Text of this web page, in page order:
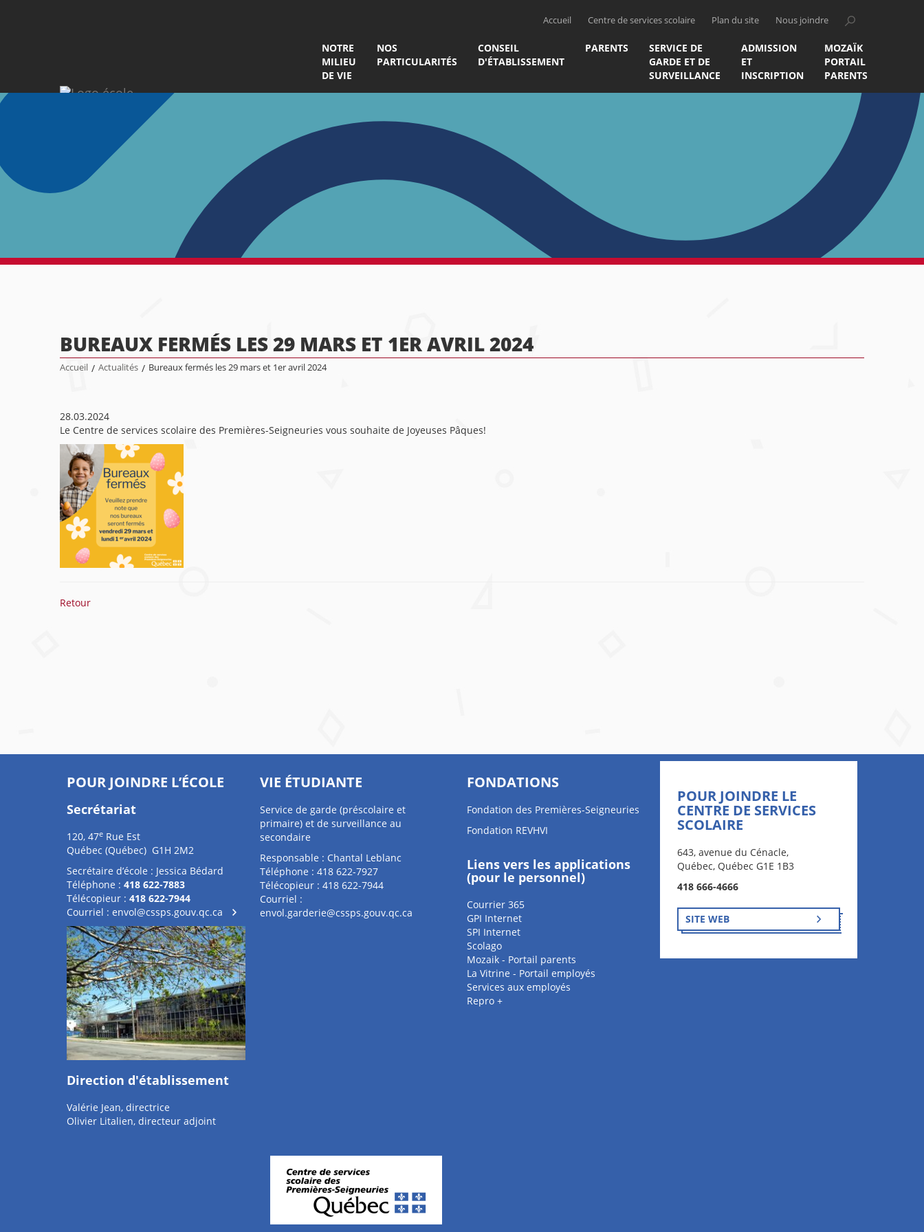
Accueil Centre de services scolaire Plan du site Nous joindre
NOTRE
MILIEU
DE VIE
NOS
PARTICULARITÉS
CONSEIL
D'ÉTABLISSEMENT
PARENTS
SERVICE DE
GARDE ET DE
SURVEILLANCE
ADMISSION
ET
INSCRIPTION
MOZAÏK
PORTAIL
PARENTS
BUREAUX FERMÉS LES 29 MARS ET 1ER AVRIL 2024
Accueil / Actualités / Bureaux fermés les 29 mars et 1er avril 2024
28.03.2024
Le Centre de services scolaire des Premières-Seigneuries vous souhaite de Joyeuses Pâques!
Retour
POUR JOINDRE L’ÉCOLE
Secrétariat
120, 47e Rue Est
Québec (Québec) G1H 2M2
Secrétaire d’école : Jessica Bédard
Téléphone : 418 622-7883
Télécopieur : 418 622-7944
Courriel : envol@cssps.gouv.qc.ca
Direction d'établissement
Valérie Jean, directrice
Olivier Litalien, directeur adjoint
VIE ÉTUDIANTE
Service de garde (préscolaire et
primaire) et de surveillance au
secondaire
Responsable : Chantal Leblanc
Téléphone : 418 622-7927
Télécopieur : 418 622-7944
Courriel :
envol.garderie@cssps.gouv.qc.ca
FONDATIONS
Fondation des Premières-Seigneuries
Fondation REVHVI
Liens vers les applications
(pour le personnel)
Courrier 365
GPI Internet
SPI Internet
Scolago
Mozaik - Portail parents
La Vitrine - Portail employés
Services aux employés
Repro +
POUR JOINDRE LE
CENTRE DE SERVICES
SCOLAIRE
643, avenue du Cénacle,
Québec, Québec G1E 1B3
418 666-4666
SITE WEB